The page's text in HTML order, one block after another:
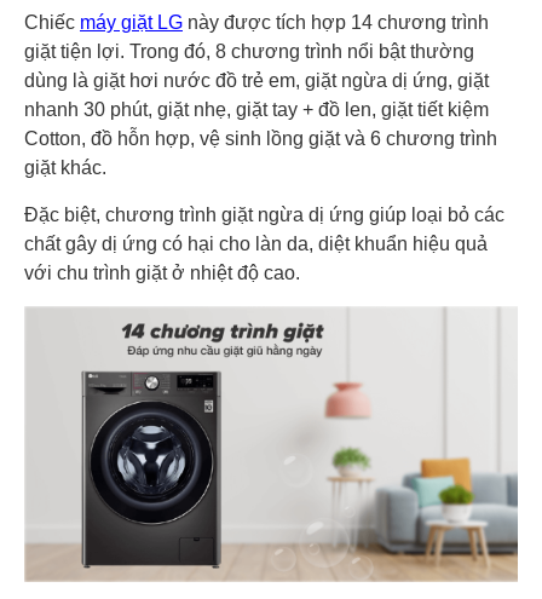
Chiếc máy giặt LG này được tích hợp 14 chương trình
giặt tiện lợi. Trong đó, 8 chương trình nổi bật thường
dùng là giặt hơi nước đồ trẻ em, giặt ngừa dị ứng, giặt
nhanh 30 phút, giặt nhẹ, giặt tay + đồ len, giặt tiết kiệm
Cotton, đồ hỗn hợp, vệ sinh lồng giặt và 6 chương trình
giặt khác.
Đặc biệt, chương trình giặt ngừa dị ứng giúp loại bỏ các
chất gây dị ứng có hại cho làn da, diệt khuẩn hiệu quả
với chu trình giặt ở nhiệt độ cao.